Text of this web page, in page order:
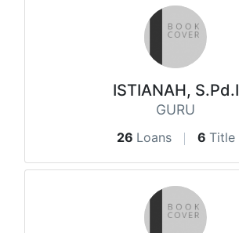
ISTIANAH, S.Pd.I
GURU
26 Loans 6 Title